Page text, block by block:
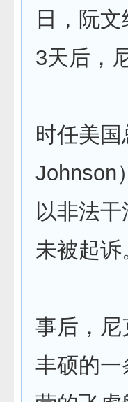
日，阮
3天后，
时任美
Johnson
以非法
未被起诉
事后，尼
丰硕的一